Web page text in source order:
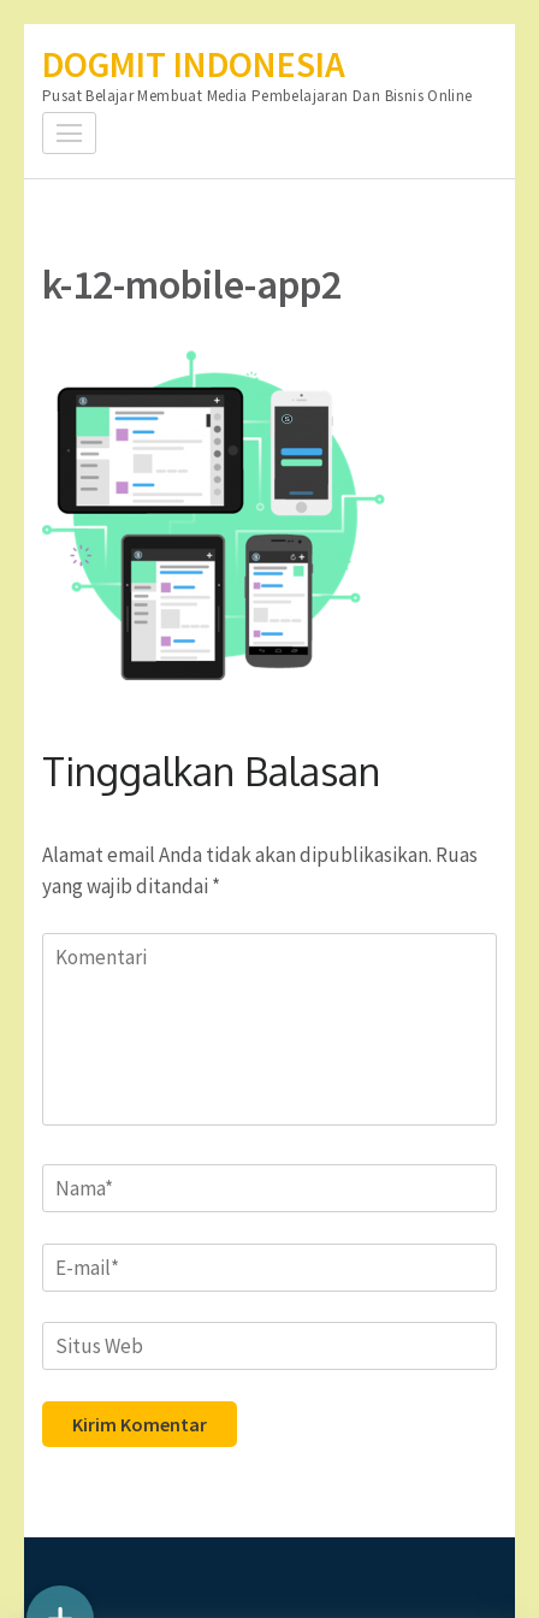
konten
(Tekan
DOGMIT INDONESIA
Pusat Belajar Membuat Media Pembelajaran Dan Bisnis Online
k-12-mobile-app2
Tinggalkan Balasan
Alamat email Anda tidak akan dipublikasikan. Ruas
yang wajib ditandai *
Komentari
Name*
Email*
Situs
Web